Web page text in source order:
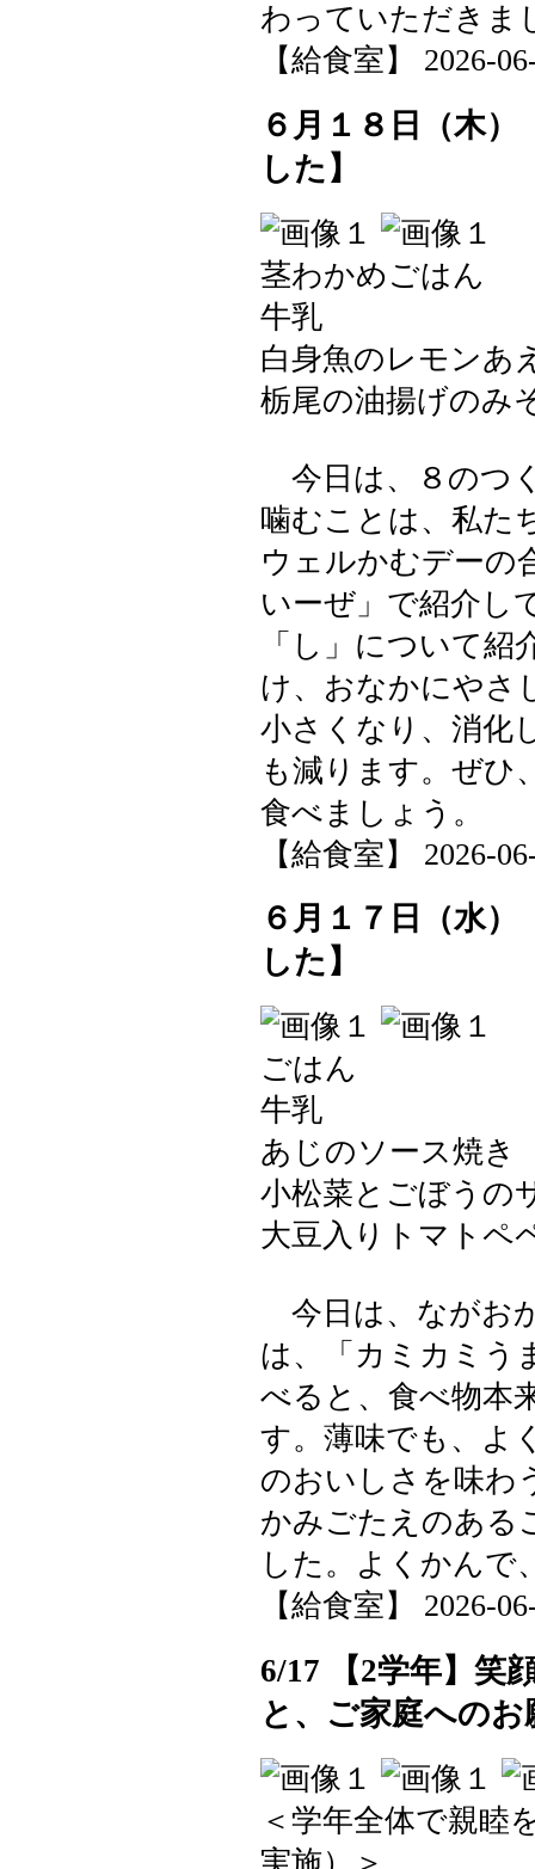
わっていただきま
【給食室】 2026-
６月１８日（木
した】
茎わかめごはん
牛乳
白身魚のレモンあ
栃尾の油揚げのみ
今日は、８のつ
噛むことは、私た
ウェルかむデーの
いーぜ」で紹介し
「し」について
け、おなかにやさ
小さくなり、消化
も減ります。ぜひ
食べましょう。
【給食室】 2026-
６月１７日（水
した】
ごはん
牛乳
あじのソース焼き
小松菜とごぼうの
大豆入りトマトペ
今日は、ながお
は、「カミカミう
べると、食べ物本
す。薄味でも、よ
のおいしさを味わ
かみごたえのある
した。よくかんで
【給食室】 2026-
6/17 【2学年】笑
と、ご家庭へのお
＜学年全体で親睦
実施）＞